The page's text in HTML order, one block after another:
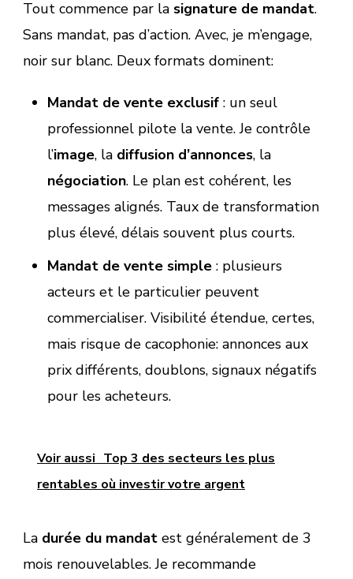
Tout commence par la signature de mandat.
Sans mandat, pas d’action. Avec, je m’engage,
noir sur blanc. Deux formats dominent:
Mandat de vente exclusif: un seul
professionnel pilote la vente. Je contrôle
l’image, la diffusion d’annonces, la
négociation. Le plan est cohérent, les
messages alignés. Taux de transformation
plus élevé, délais souvent plus courts.
Mandat de vente simple: plusieurs
acteurs et le particulier peuvent
commercialiser. Visibilité étendue, certes,
mais risque de cacophonie: annonces aux
prix différents, doublons, signaux négatifs
pour les acheteurs.
Voir aussi Top 3 des secteurs les plus
rentables où investir votre argent
La durée du mandat est généralement de 3
mois renouvelables. Je recommande